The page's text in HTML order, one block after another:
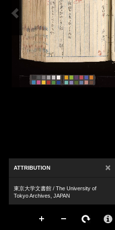
ATTRIBUTION ×
東京大学文書館 / The University of
Tokyo Archives, JAPAN